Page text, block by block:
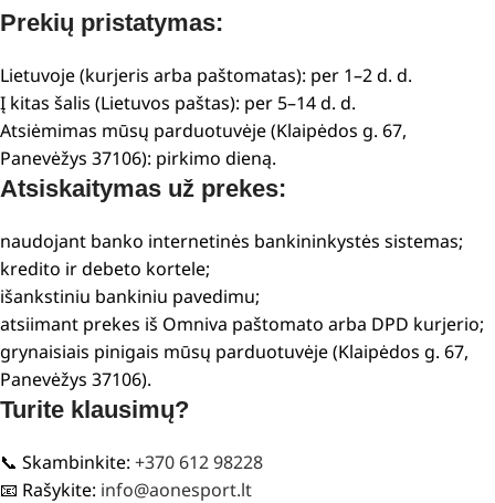
Prekių pristatymas:
Lietuvoje (kurjeris arba paštomatas): per 1–2 d. d.
Į kitas šalis (Lietuvos paštas): per 5–14 d. d.
Atsiėmimas mūsų parduotuvėje (Klaipėdos g. 67,
Panevėžys 37106): pirkimo dieną.
Atsiskaitymas už prekes:
naudojant banko internetinės bankininkystės sistemas;
kredito ir debeto kortele;
išankstiniu bankiniu pavedimu;
atsiimant prekes iš Omniva paštomato arba DPD kurjerio;
grynaisiais pinigais mūsų parduotuvėje (Klaipėdos g. 67,
Panevėžys 37106).
Turite klausimų?
📞 Skambinkite: +370 612 98228
📧 Rašykite: info@aonesport.lt